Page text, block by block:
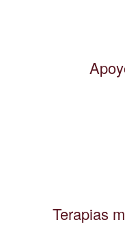
Terapias